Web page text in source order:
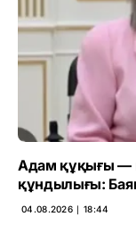
Адам құқығы —
құндылығы:
04.08.2026 ∣ 18:44